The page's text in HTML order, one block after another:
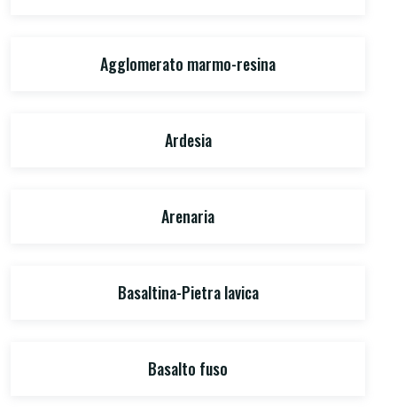
Agglomerato marmo-resina
Ardesia
Arenaria
Basaltina-Pietra lavica
Basalto fuso